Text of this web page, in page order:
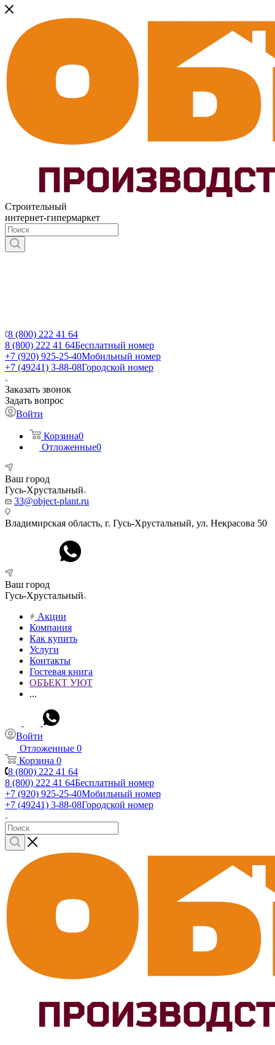
Строительный
интернет-гипермаркет
8 (800) 222 41 64
8 (800) 222 41 64Бесплатный номер
+7 (920) 925-25-40Мобильный номер
+7 (49241) 3-88-08Городской номер
Заказать звонок
Задать вопрос
Войти
Корзина0
Отложенные0
Ваш город
Гусь-Хрустальный
33@object-plant.ru
Владимирская область, г. Гусь-Хрустальный, ул. Некрасова 50
Ваш город
Гусь-Хрустальный
Акции
Компания
Как купить
Услуги
Контакты
Гостевая книга
ОБЪЕКТ УЮТ
...
Войти
Отложенные 0
Корзина 0
8 (800) 222 41 64
8 (800) 222 41 64Бесплатный номер
+7 (920) 925-25-40Мобильный номер
+7 (49241) 3-88-08Городской номер